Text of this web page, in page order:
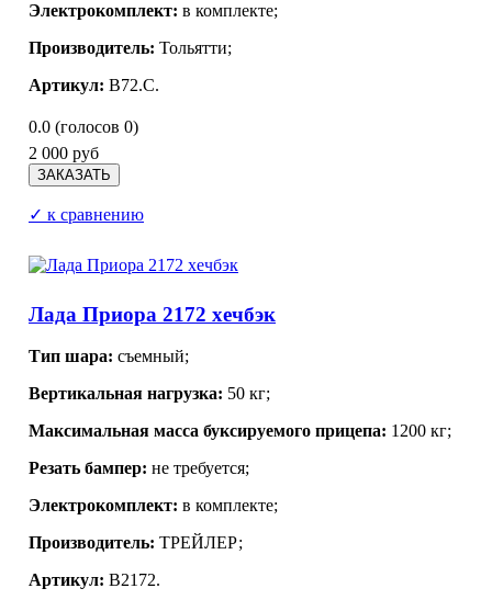
Электрокомплект: в комплекте;
Производитель: Тольятти;
Артикул: В72.С.
0.0 (голосов 0)
2 000 руб
✓ к сравнению
Лада Приора 2172 хечбэк
Тип шара: съемный;
Вертикальная нагрузка: 50 кг;
Максимальная масса буксируемого прицепа: 1200 кг;
Резать бампер: не требуется;
Электрокомплект: в комплекте;
Производитель: ТРЕЙЛЕР;
Артикул: В2172.